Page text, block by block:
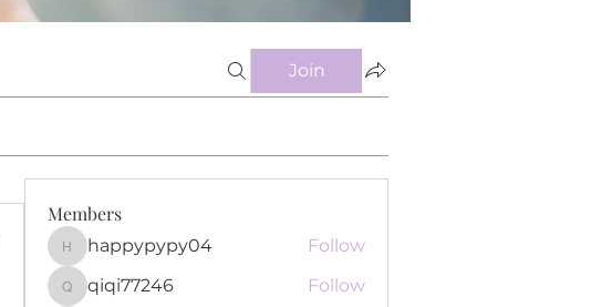
Join
Members
happypypy04
happypypy04 Follow
qiqi77246
qiqi77246 Follow